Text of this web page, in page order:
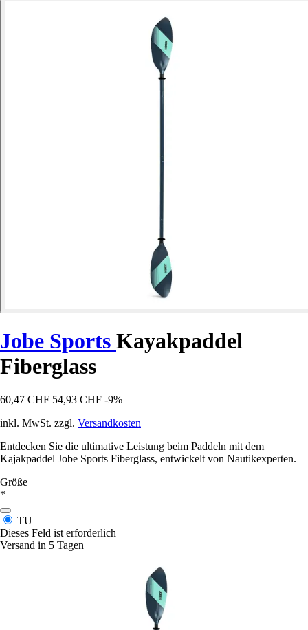
Jobe Sports Kayakpaddel
Fiberglass
60,47 CHF 54,93 CHF -9%
inkl. MwSt. zzgl. Versandkosten
Entdecken Sie die ultimative Leistung beim Paddeln mit dem
Kajakpaddel Jobe Sports Fiberglass, entwickelt von Nautikexperten.
Größe
*
TU
Dieses Feld ist erforderlich
Versand in 5 Tagen